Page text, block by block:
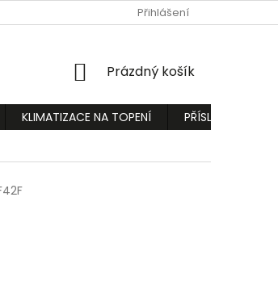
PODMÍNKY OCHRANY OSOBNÍCH ÚDAJŮ
Přihlášení
NÁKUPNÍ
Prázdný košík
KLIMATIZACE NA TOPENÍ
PŘÍSLUŠENSTVÍ